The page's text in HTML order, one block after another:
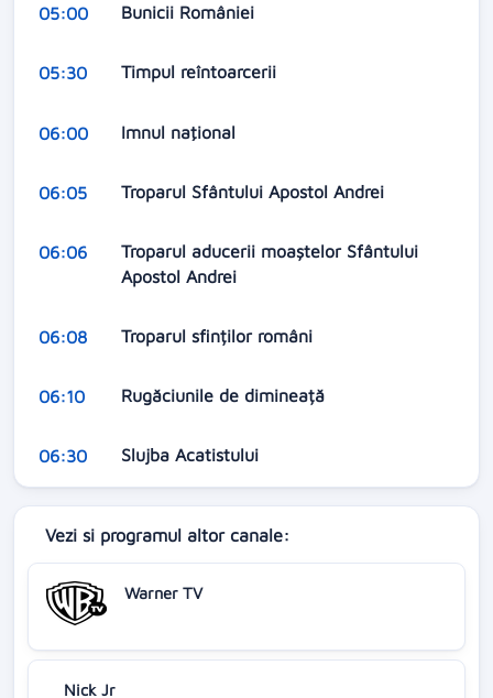
05:00 Bunicii României
05:30 Timpul reîntoarcerii
06:00 Imnul naţional
06:05 Troparul Sfântului Apostol Andrei
06:06
Troparul aducerii moaștelor Sfântului
Apostol Andrei
06:08 Troparul sfinților români
06:10 Rugăciunile de dimineață
06:30 Slujba Acatistului
Vezi si programul altor canale:
Warner TV
Nick Jr